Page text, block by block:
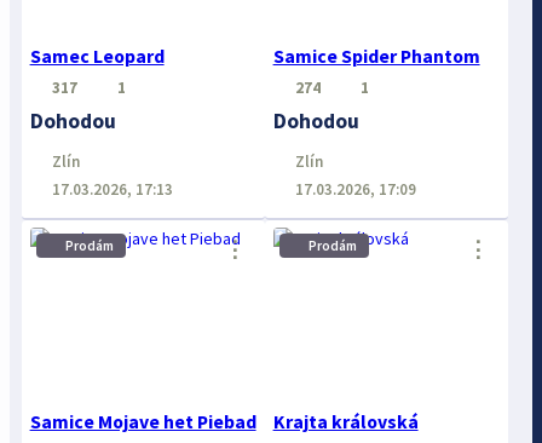
Samec Leopard
317 1
Dohodou
Zlín
17.03.2026, 17:13
Samice Spider Phantom
274 1
Dohodou
Zlín
17.03.2026, 17:09
Prodám
Samice Mojave het Piebad
⋮ Prodám
Krajta královská
⋮